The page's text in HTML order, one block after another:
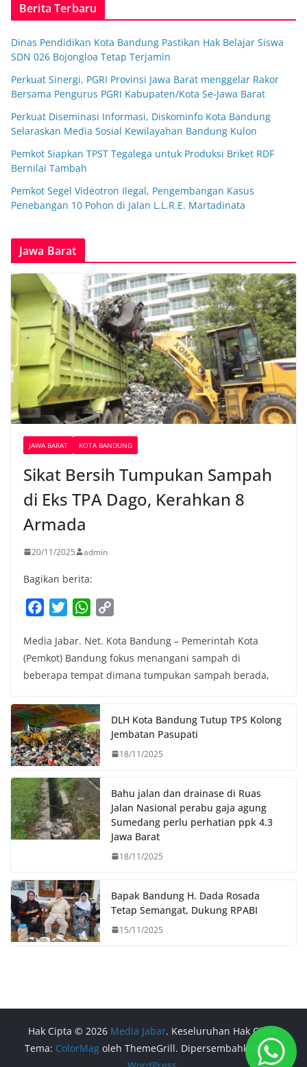
Berita Terbaru
Dinas Pendidikan Kota Bandung Pastikan Hak Belajar Siswa
SDN 026 Bojongloa Tetap Terjamin
Perkuat Sinergi, PGRI Provinsi Jawa Barat menggelar Rakor
Bersama Pengurus PGRI Kabupaten/Kota Se-Jawa Barat
Perkuat Diseminasi Informasi, Diskominfo Kota Bandung
Selaraskan Media Sosial Kewilayahan Bandung Kulon
Pemkot Siapkan TPST Tegalega untuk Produksi Briket RDF
Bernilai Tambah
Pemkot Segel Videotron Ilegal, Pengembangan Kasus
Penebangan 10 Pohon di Jalan L.L.R.E. Martadinata
Jawa Barat
JAWA BARAT KOTA BANDUNG
Sikat Bersih Tumpukan Sampah
di Eks TPA Dago, Kerahkan 8
Armada
20/11/2025 admin
Bagikan berita:
c
e
b
o
k
i
t
t
r
W
a
t
s
p
p
p
y
L
n
k
Media Jabar. Net. Kota Bandung – Pemerintah Kota
(Pemkot) Bandung fokus menangani sampah di
beberapa tempat dimana tumpukan sampah berada,
DLH Kota Bandung Tutup TPS Kolong
Jembatan Pasupati
18/11/2025
Bahu jalan dan drainase di Ruas
Jalan Nasional perabu gaja agung
Sumedang perlu perhatian ppk 4.3
Jawa Barat
18/11/2025
Bapak Bandung H. Dada Rosada
Tetap Semangat, Dukung RPABI
15/11/2025
Hak Cipta © 2026 Media Jabar. Keseluruhan Hak Cipta.
Tema: ColorMag oleh ThemeGrill. Dipersembahkan oleh